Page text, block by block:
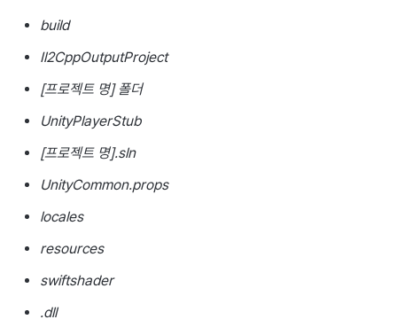
build
Il2CppOutputProject
[프로젝트 명] 폴더
UnityPlayerStub
[프로젝트 명].sln
UnityCommon.props
locales
resources
swiftshader
.dll